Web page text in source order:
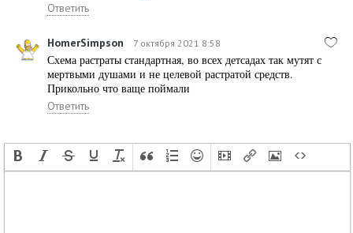
Ответить
HomerSimpson 7 октября 2021 8:58
Схема растраты стандартная, во всех детсадах так мутят с
мертвыми душами и не целевой растратой средств.
Прикольно что ваще поймали
Ответить